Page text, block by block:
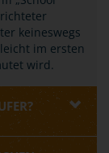
keineswegs
im ersten
wird.